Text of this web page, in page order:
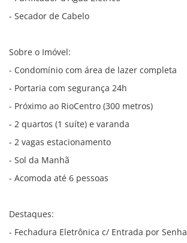
- Secador de Cabelo
Sobre o Imóvel:
- Condomínio com área de lazer completa
- Portaria com segurança 24h
- Próximo ao RioCentro (300 metros)
- 2 quartos (1 suíte) e varanda
- 2 vagas estacionamento
- Sol da Manhã
- Acomoda até 6 pessoas
Destaques:
- Fechadura Eletrônica c/ Entrada por Senha